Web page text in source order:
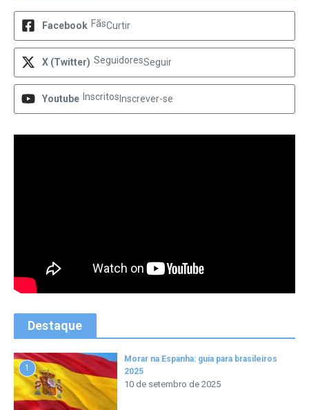
Facebook FãsCurtir
X (Twitter) SeguidoresSeguir
Youtube Inscritos Inscrever-se
Destaque
1
Morar na Espanha: guia para brasileiros
2025
10 de setembro de 2025